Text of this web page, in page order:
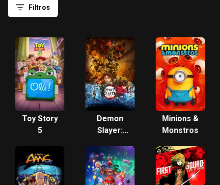
Filtros
Toy Story
5
Demon
Slayer:
no Yaiba
Castelo
Infinito
Minions &
Monstros